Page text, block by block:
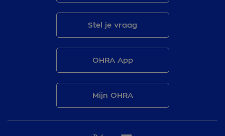
Stel je vraag
OHRA App
Mijn OHRA